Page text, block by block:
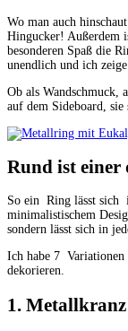
Wo man auch
Hingucker! Außerdem
besonderen Spaß die
unendlich und ich
Ob als Wandschmuck,
auf dem Sideboard,
Rund ist einer
So ein Ring lässt sich
minimalistischem
sondern lässt sich in
Ich habe 7
dekorieren.
1.